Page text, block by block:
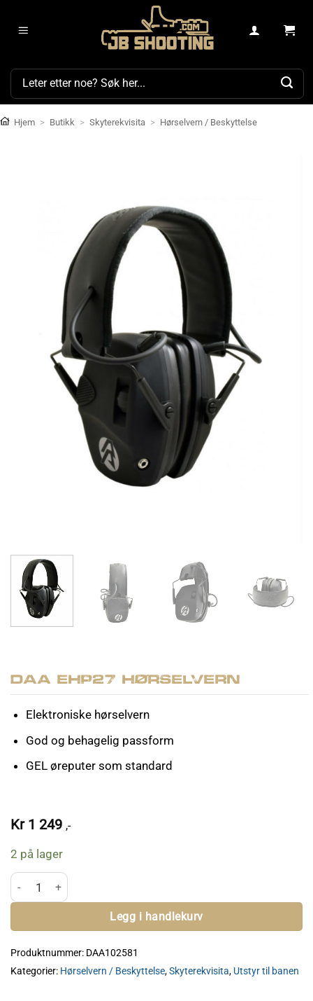
Søk
Hjem > Butikk > Skyterekvisita > Hørselvern / Beskyttelse
DAA EHP27 Hørselvern
Elektroniske hørselvern
God og behagelig passform
GEL øreputer som standard
Kr 1 249 ,-
2 på lager
DAA EHP27 Hørselvern antall
Legg i handlekurv
Produktnummer: DAA102581
Kategorier: Hørselvern / Beskyttelse,Skyterekvisita, Utstyr til banen